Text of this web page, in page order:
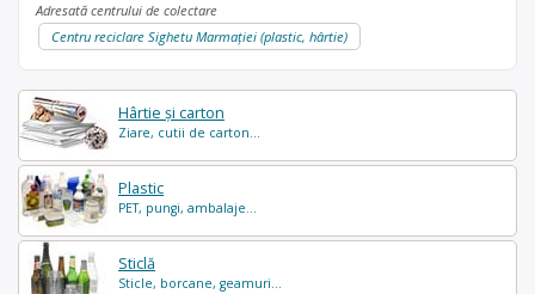
Hârtie și carton
Ziare, cutii de carton...
Plastic
PET, pungi, ambalaje...
Sticlă
Sticle, borcane, geamuri...
Adresată centrului de colectare
Centru reciclare Sighetu Marmației (plastic, hârtie)